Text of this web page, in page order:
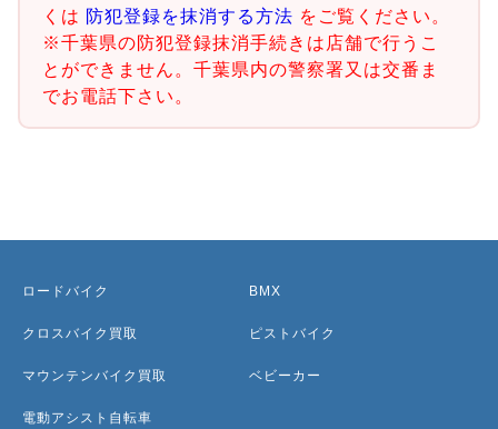
くは 防犯登録を抹消する方法 をご覧ください。
※千葉県の防犯登録抹消手続きは店舗で行うこ
とができません。千葉県内の警察署又は交番ま
でお電話下さい。
ロードバイク
クロスバイク買取
マウンテンバイク買取
電動アシスト自転車
BMX
ピストバイク
ベビーカー